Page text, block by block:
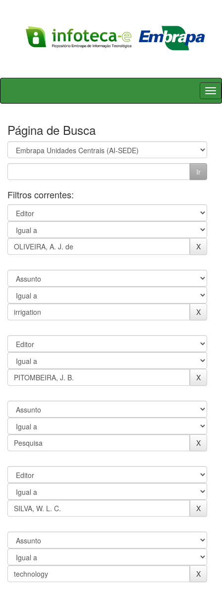
Skip
Página de Busca
Filtros correntes: